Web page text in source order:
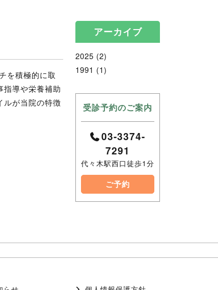
を積極的に取
導や栄養補助
ルが当院の特徴
アーカイブ
2025 (2)
1991 (1)
受診予約のご案内
03-3374-
7291
代々木駅西口徒歩1分
ご予約